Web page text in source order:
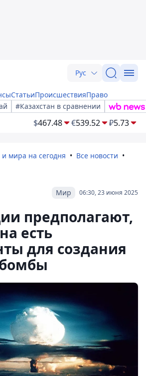
Рус
СтатьиПроисшествияПраво
#Казахстан в сравнении
$467.48 €539.52 ₽5.73
и мира на сегодня
Все новости
06:30, 23 июня 2025
Мир
предполагают,
есть
для создания